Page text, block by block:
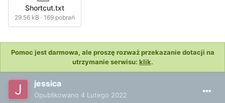
Shortcut.txt
29.56 kB · 169 pobrań
Pomoc jest darmowa, ale proszę rozważ przekazanie dotacji na
utrzymanie serwisu: klik.
jessica
Opublikowano 4 Lutego 2022